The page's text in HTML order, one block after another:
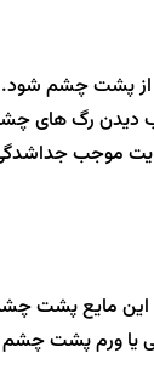
پشت چشم شود.
دیدن رگ های
موجب
مایع پشت
ورم پشت چشم به